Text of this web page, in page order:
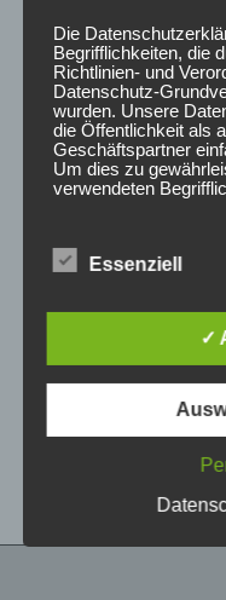
19×8,5 ET45 5×108
450,00€ *
Die
Begrifflichkeiten, die
Richtlinien- und
Datenschutz-
wurden. Unsere
die Öffentlichkeit als
Geschäftspartner
Um dies zu
verwendeten
Wir verwenden in
unter anderem die
wird eine
Essenziell
✓